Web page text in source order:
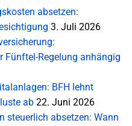
absetzen:
3. Juli 2026
Fünftel-Regelung anhängig
BFH lehnt
ab 22. Juni 2026
steuerlich absetzen: Wann